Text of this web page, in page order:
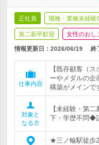
正社員 職種・業種未経験
第二新卒歓迎 女性のおし
情報更新日：2026/06/19 終
仕事内容
【既存顧客（
ーやメダルの
構築がメイン
対象と
なる方
【未経験・第
下・学歴不問◆
★三ノ輪駅徒歩